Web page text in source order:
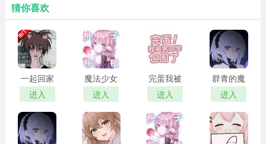
2、该软件为广大用户提供了多种交友方式，有视频聊天、
语音聊天、匿名聊天等等。
3、一款非常给力的社交软件平台，超多单身男女在此交友
聊天，轻松帮你告别单身。
小编简评
Uik交友软件下载分享给大家。附近交友约单身，单身连信
聊天交友!让你不再孤单，此刻就开始!遇见对的人余生不将
猜你喜欢
一起回家
吧 汉化版
进入
魔法少女
露娜的灾
难 官方正
版
进入
完蛋我被
男同学包
围了 完整
版
进入
群青的魔
女 2026最
新版
进入